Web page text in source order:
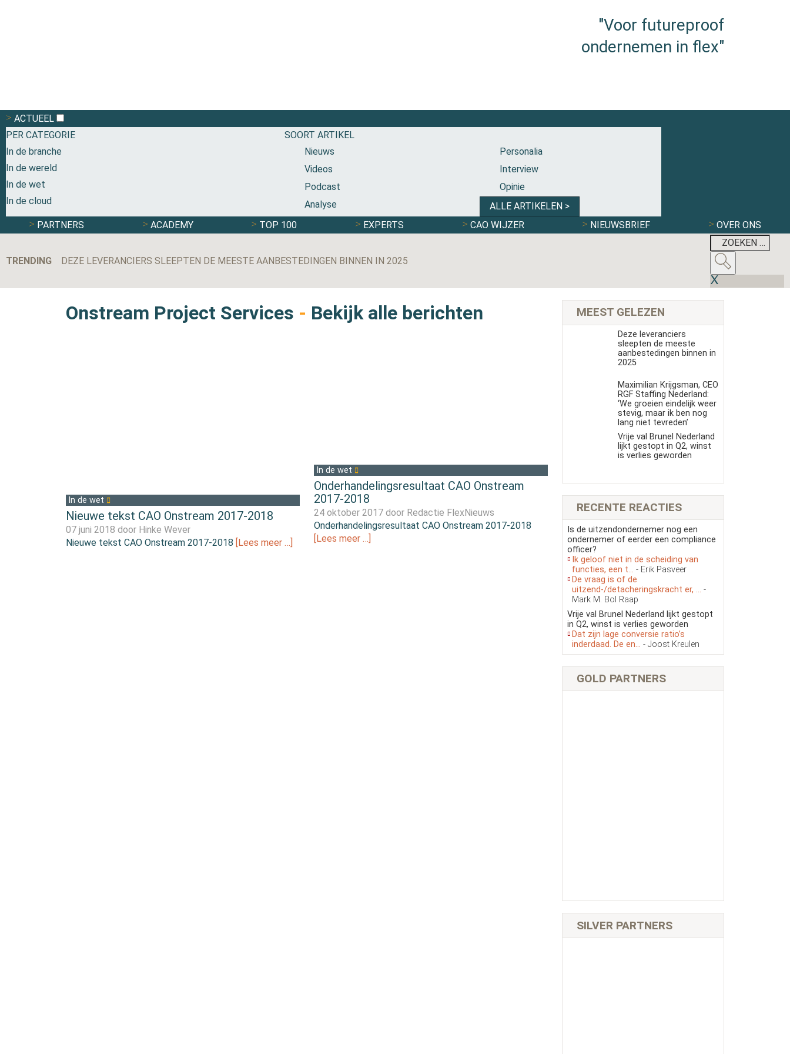
"Voor futureproof
ondernemen in flex"
ACTUEEL
PER CATEGORIE
In de branche
In de wereld
In de wet
In de cloud
SOORT ARTIKEL
Nieuws
Personalia
Videos
Interview
Podcast
Opinie
Analyse
ALLE ARTIKELEN >
PARTNERS
ACADEMY TOP 100 EXPERTS CAO WIJZER NIEUWSBRIEF OVER ONS
TRENDING DEZE LEVERANCIERS SLEEPTEN DE MEESTE AANBESTEDINGEN BINNEN IN 2025
Onstream Project Services - Bekijk alle berichten
In de wet
Nieuwe tekst CAO Onstream 2017-2018
07 juni 2018 door Hinke Wever
Nieuwe tekst CAO Onstream 2017-2018 [Lees meer …]
In de wet
Onderhandelingsresultaat CAO Onstream
2017-2018
24 oktober 2017 door Redactie FlexNieuws
Onderhandelingsresultaat CAO Onstream 2017-2018
[Lees meer …]
MEEST GELEZEN
Deze leveranciers
sleepten de meeste
aanbestedingen binnen in
2025
Maximilian Krijgsman, CEO
RGF Staffing Nederland:
‘We groeien eindelijk weer
stevig, maar ik ben nog
lang niet tevreden’
Vrije val Brunel Nederland
lijkt gestopt in Q2, winst
is verlies geworden
RECENTE REACTIES
Is de uitzendondernemer nog een
ondernemer of eerder een compliance
officer?
Ik geloof niet in de scheiding van
functies, een t... - Erik Pasveer
De vraag is of de
uitzend-/detacheringskracht er, ... -
Mark M. Bol Raap
Vrije val Brunel Nederland lijkt gestopt
in Q2, winst is verlies geworden
Dat zijn lage conversie ratio’s
inderdaad. De en... - Joost Kreulen
GOLD PARTNERS
SILVER PARTNERS